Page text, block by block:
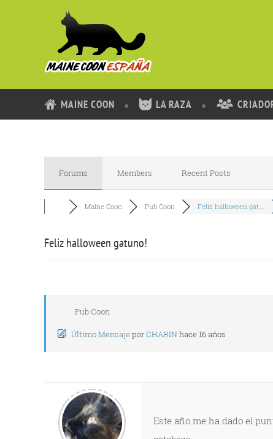
MAINE COON LA RAZA
Forums Members Recent Posts
Maine Coon Pub Coon Feliz halloween gat...
Feliz halloween gatuno!
Pub Coon
Último MensajeporCHARINhace 16 años
Este año me ha dado el